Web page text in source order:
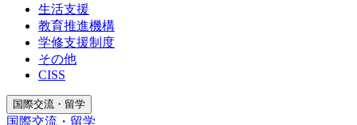
生活支援
教育推進機構
学修支援制度
その他
CISS
国際交流・留学
国際交流・留学